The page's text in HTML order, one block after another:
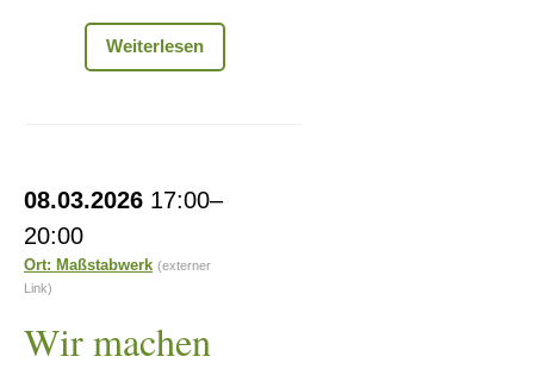
WeiterlesenKaffeeKlatsch
zum
08.03.2026 17:00–
20:00
Ort: Maßstabwerk (externer
Link)
Wir machen